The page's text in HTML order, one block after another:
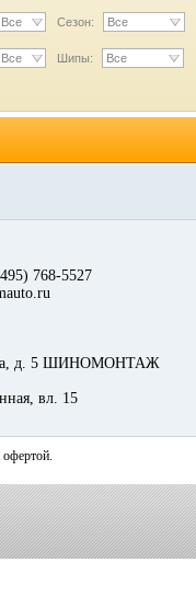
Все Сезон: Все
Все Шипы: Все
768-5527
д. 5 ШИНОМОНТАЖ
вл. 15